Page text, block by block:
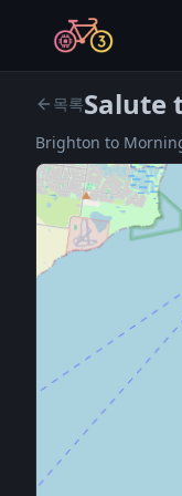
목록Salute
Brighton to